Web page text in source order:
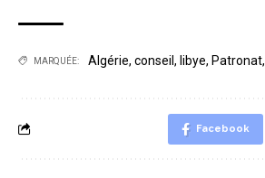
MARQUÉE: Algérie, conseil , libye, Patronat,
Facebook